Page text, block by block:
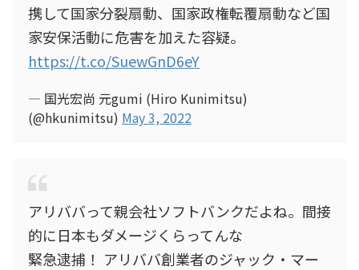
携して国家分裂扇動、国家政権転覆扇動など国
家安保活動に危害を加えた容疑。
https://t.co/SuewGnD6eY
— 国光宏尚 元gumi (Hiro Kunimitsu)
(@hkunimitsu) May 3, 2022
アリババって親会社ソフトバンクだよね。間接
的に日本もダメージくらってんな
緊急逮捕！ アリババ創業者のジャック・マー